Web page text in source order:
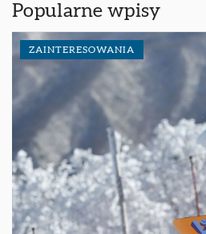
Popularne wpisy
ZAINTERESOWANIA